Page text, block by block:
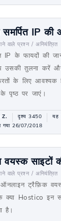
IP की
वाले प्रश्न / अनियंत्रित
IP के फायदों की
उसकी तुलना करें
के लिए आवश्यक
पृष्ठ पर जाएं।
Z. दृश्य 3450
यह
गया 26/07/2018
साइटों
वाले प्रश्न / अनियंत्रित
ट्रैफ़िक वयस्क
Hostico इन
है।